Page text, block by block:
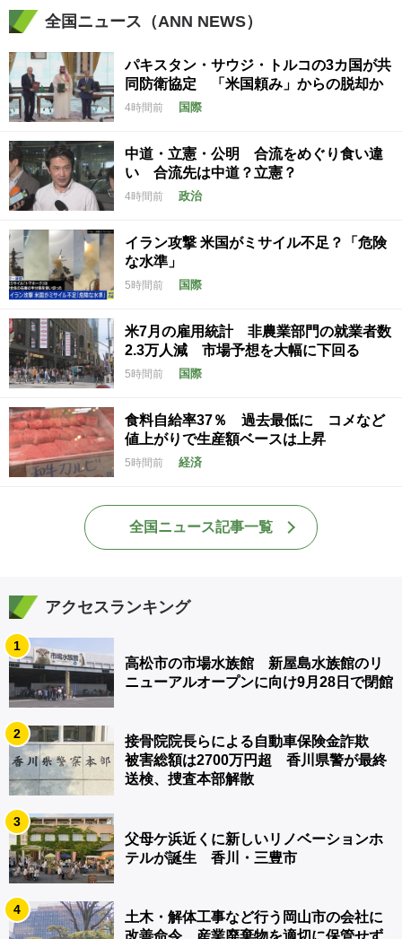
全国ニュース（ANN NEWS）
パキスタン・サウジ・トルコの3カ国が共
同防衛協定 「米国頼み」からの脱却か
4時間前 国際
中道・立憲・公明 合流をめぐり食い違
い 合流先は中道？立憲？
4時間前 政治
イラン攻撃 米国がミサイル不足？「危険
な水準」
5時間前 国際
米7月の雇用統計 非農業部門の就業者数
2.3万人減 市場予想を大幅に下回る
5時間前 国際
食料自給率37％ 過去最低に コメなど
値上がりで生産額ベースは上昇
5時間前 経済
全国ニュース記事一覧
アクセスランキング
1
高松市の市場水族館 新屋島水族館のリ
ニューアルオープンに向け9月28日で閉館
2
接骨院院長らによる自動車保険金詐欺
被害総額は2700万円超 香川県警が最終
送検、捜査本部解散
3
父母ケ浜近くに新しいリノベーションホ
テルが誕生 香川・三豊市
4
土木・解体工事など行う岡山市の会社に
改善命令 産業廃棄物を適切に保管せず